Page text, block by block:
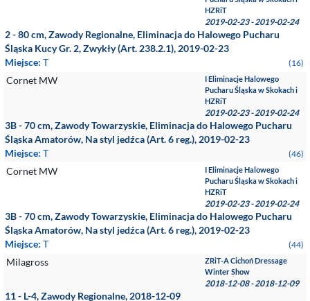
HZRiT
2019-02-23 - 2019-02-24
2 - 80 cm, Zawody Regionalne, Eliminacja do Halowego Pucharu
Śląska Kucy Gr. 2, Zwykły (Art. 238.2.1), 2019-02-23
Miejsce: T (16)
Cornet MW
I Eliminacje Halowego
Pucharu Śląska w Skokach i
HZRiT
2019-02-23 - 2019-02-24
3B - 70 cm, Zawody Towarzyskie, Eliminacja do Halowego Pucharu
Śląska Amatorów, Na styl jedźca (Art. 6 reg.), 2019-02-23
Miejsce: T (46)
Cornet MW
I Eliminacje Halowego
Pucharu Śląska w Skokach i
HZRiT
2019-02-23 - 2019-02-24
3B - 70 cm, Zawody Towarzyskie, Eliminacja do Halowego Pucharu
Śląska Amatorów, Na styl jedźca (Art. 6 reg.), 2019-02-23
Miejsce: T (44)
Milagross
ZRiT-A Cichoń Dressage
Winter Show
2018-12-08 - 2018-12-09
11 - L-4, Zawody Regionalne, 2018-12-09